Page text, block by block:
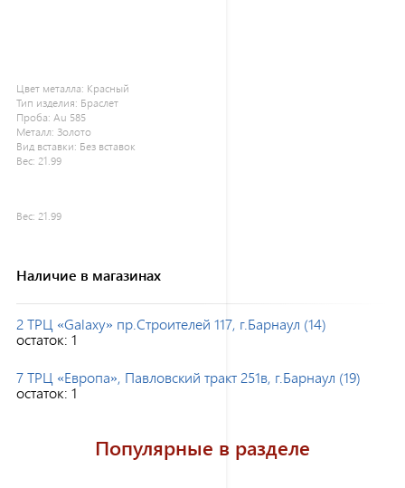
Цвет металла: Красный
Тип изделия: Браслет
Проба: Au 585
Металл: Золото
Вид вставки: Без вставок
Вес: 21.99
Вес: 21.99
Наличие в магазинах
2 ТРЦ «Galaxy» пр.Строителей 117, г.Барнаул (14)
остаток: 1
7 ТРЦ «Европа», Павловский тракт 251в, г.Барнаул (19)
остаток: 1
Популярные в разделе